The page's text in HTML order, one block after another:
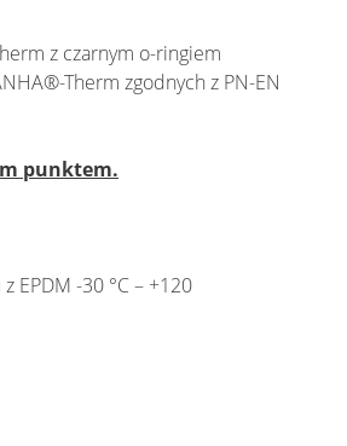
z czarnym o-ringiem
Therm zgodnych z PN-EN
punktem.
EPDM -30 °C – +120